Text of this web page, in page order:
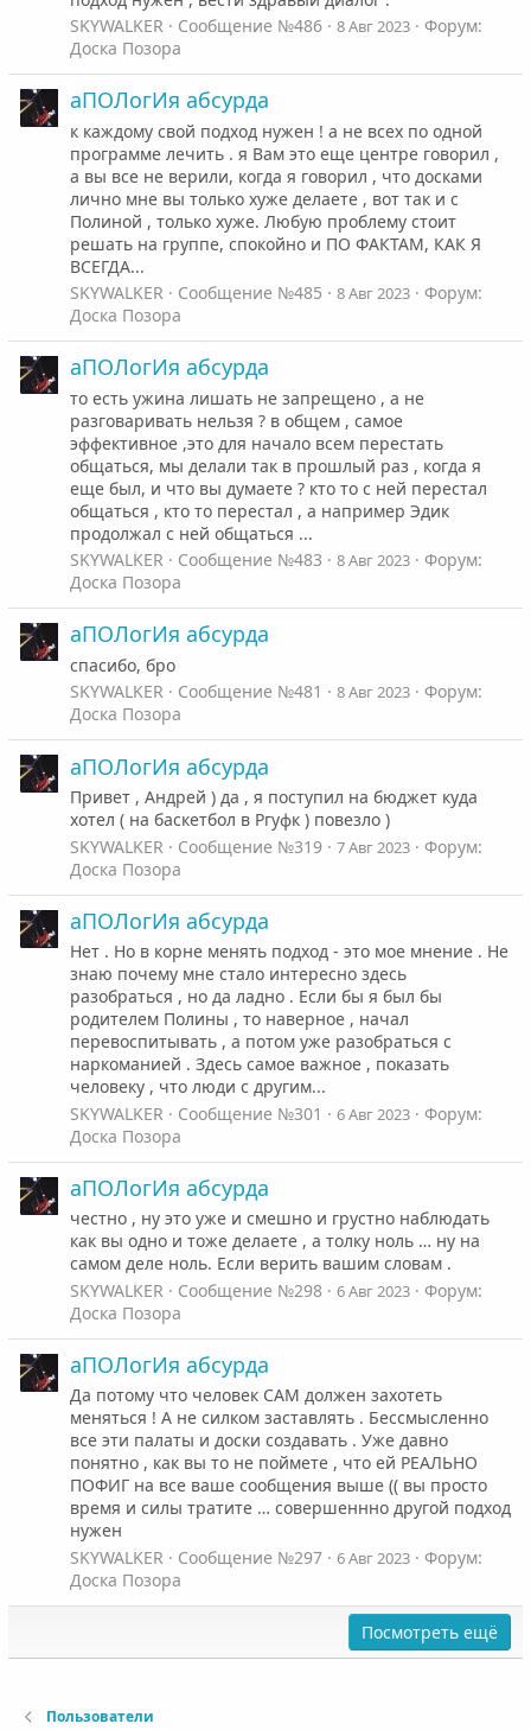
SKYWALKER
Сообщение №486 8 Авг 2023
Форум:
Доска Позора
аПОЛогИя абсурда
к каждому свой подход нужен ! а не всех по одной
программе лечить . я Вам это еще центре говорил ,
а вы все не верили, когда я говорил , что досками
лично мне вы только хуже делаете , вот так и с
Полиной , только хуже. Любую проблему стоит
решать на группе, спокойно и ПО ФАКТАМ, КАК Я
ВСЕГДА...
SKYWALKER
Сообщение №485 8 Авг 2023
Форум:
Доска Позора
аПОЛогИя абсурда
то есть ужина лишать не запрещено , а не
разговаривать нельзя ? в общем , самое
эффективное ,это для начало всем перестать
общаться, мы делали так в прошлый раз , когда я
еще был, и что вы думаете ? кто то с ней перестал
общаться , кто то перестал , а например Эдик
продолжал с ней общаться ...
SKYWALKER
Сообщение №483 8 Авг 2023
Форум:
Доска Позора
аПОЛогИя абсурда
спасибо, бро
SKYWALKER
Сообщение №481 8 Авг 2023
Форум:
Доска Позора
аПОЛогИя абсурда
Привет , Андрей ) да , я поступил на бюджет куда
хотел ( на баскетбол в Ргуфк ) повезло )
SKYWALKER
Сообщение №319 7 Авг 2023
Форум:
Доска Позора
аПОЛогИя абсурда
Нет . Но в корне менять подход - это мое мнение . Не
знаю почему мне стало интересно здесь
разобраться , но да ладно . Если бы я был бы
родителем Полины , то наверное , начал
перевоспитывать , а потом уже разобраться с
наркоманией . Здесь самое важное , показать
человеку , что люди с другим...
SKYWALKER
Сообщение №301 6 Авг 2023
Форум:
Доска Позора
аПОЛогИя абсурда
честно , ну это уже и смешно и грустно наблюдать
как вы одно и тоже делаете , а толку ноль … ну на
самом деле ноль. Если верить вашим словам .
SKYWALKER
Сообщение №298 6 Авг 2023
Форум:
Доска Позора
аПОЛогИя абсурда
Да потому что человек САМ должен захотеть
меняться ! А не силком заставлять . Бессмысленно
все эти палаты и доски создавать . Уже давно
понятно , как вы то не поймете , что ей РЕАЛЬНО
ПОФИГ на все ваше сообщения выше (( вы просто
время и силы тратите … совершеннно другой подход
нужен
SKYWALKER
Сообщение №297 6 Авг 2023
Форум:
Доска Позора
Посмотреть ещё
Пользователи